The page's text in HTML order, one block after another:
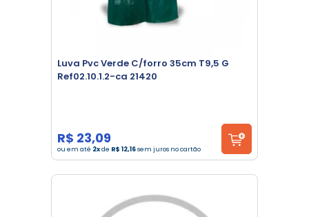
Luva Pvc Verde C/forro 35cm T9,5 G
Ref02.10.1.2-ca 21420
R$ 23,09
ou em até 2xde R$ 12,16sem juros no cartão